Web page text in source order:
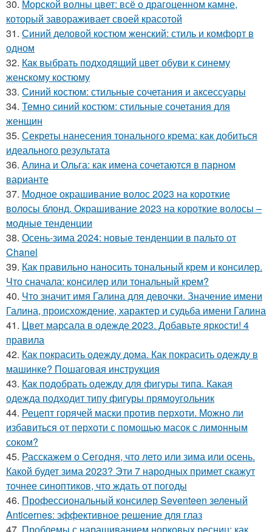
30. Морской волны цвет: всё о драгоценном камне,
который завораживает своей красотой
31. Синий деловой костюм женский: стиль и комфорт в
одном
32. Как выбрать подходящий цвет обуви к синему
женскому костюму
33. Синий костюм: стильные сочетания и аксессуары
34. Темно синий костюм: стильные сочетания для
женщин
35. Секреты нанесения тонального крема: как добиться
идеального результата
36. Алина и Ольга: как имена сочетаются в парном
варианте
37. Модное окрашивание волос 2023 на короткие
волосы блонд. Окрашивание 2023 на короткие волосы –
модные тенденции
38. Осень-зима 2024: новые тенденции в пальто от
Chanel
39. Как правильно наносить тональный крем и консилер.
Что сначала: консилер или тональный крем?
40. Что значит имя Галина для девочки. Значение имени
Галина, происхождение, характер и судьба имени Галина
41. Цвет марсала в одежде 2023. Добавьте яркости! 4
правила
42. Как покрасить одежду дома. Как покрасить одежду в
машинке? Пошаговая инструкция
43. Как подобрать одежду для фигуры типа. Какая
одежда подходит типу фигуры прямоугольник
44. Рецепт горячей маски против перхоти. Можно ли
избавиться от перхоти с помощью масок с лимонным
соком?
45. Расскажем о Сегодня, что лето или зима или осень.
Какой будет зима 2023? Эти 7 народных примет скажут
точнее синоптиков, что ждать от погоды
46. Профессиональный консилер Seventeen зеленый
Anticernes: эффективное решение для глаз